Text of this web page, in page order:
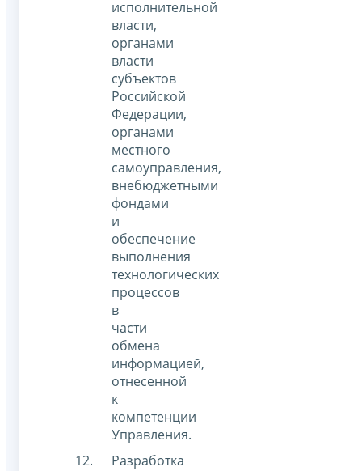
исполнительной
власти,
органами
власти
субъектов
Российской
Федерации,
органами
местного
самоуправления,
внебюджетными
фондами
и
обеспечение
выполнения
технологических
процессов
в
части
обмена
информацией,
отнесенной
к
компетенции
Управления.
Разработка